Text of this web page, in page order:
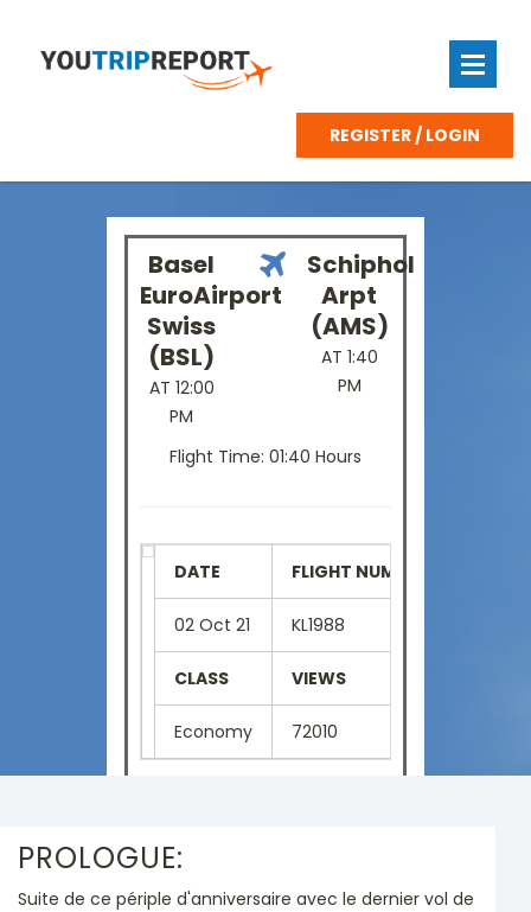
REGISTER / LOGIN
Basel
EuroAirport
Swiss
(BSL)
AT 12:00
PM
Schiphol
Arpt
(AMS)
AT 1:40
PM
Flight Time: 01:40 Hours
DATE FLIGHT NUMBER
02 Oct 21 KL1988
CLASS VIEWS
Economy 72010
PROLOGUE:
Suite de ce périple d'anniversaire avec le dernier vol de